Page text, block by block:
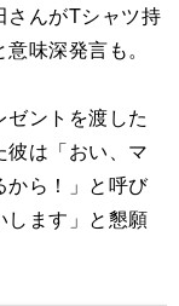
さんがTシャツ持
味深発言も。
ントを渡した
彼は「おい、マ
から！」と呼び
します」と懇願